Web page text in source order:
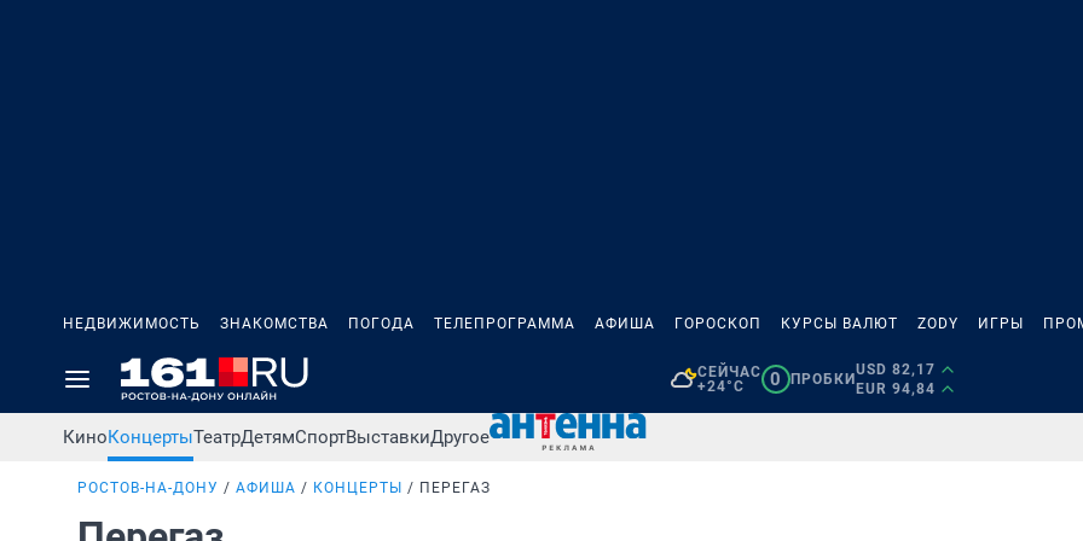
НЕДВИЖИМОСТЬ ЗНАКОМСТВА ПОГОДА ТЕЛЕПРОГРАММА АФИША ГОРОСКОП КУРСЫ ВАЛЮТ ZODY ИГРЫ
СЕЙЧАС
+24°C
0 ПРОБКИ
USD 82,17
EUR 94,84
КиноКонцертыТеатрДетямСпортВыставкиДругое
РОСТОВ-НА-ДОНУ АФИША КОНЦЕРТЫ ПЕРЕГАЗ